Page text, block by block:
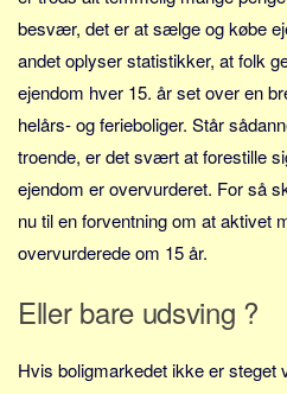
besvær, det er at sælge og købe
andet oplyser statistikker, at folk
ejendom hver 15. år set over en
helårs- og ferieboliger. Står
troende, er det svært at forestille
ejendom er overvurderet. For så
nu til en forventning om at aktivet
overvurderede om 15 år.
Eller bare udsving ?
Hvis boligmarkedet ikke er